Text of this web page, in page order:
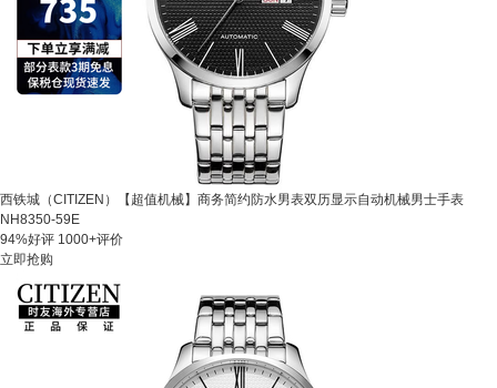
西铁城（CITIZEN）【超值机械】商务简约防水男表双历显示自动机械男士手表
NH8350-59E
94%好评 1000+评价
立即抢购